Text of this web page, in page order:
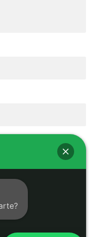
y web en
vez que